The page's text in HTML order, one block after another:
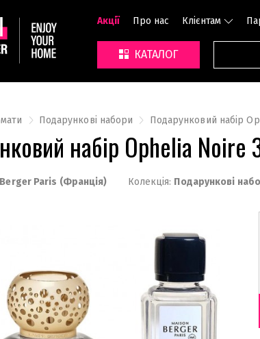
Акції Про нас Клієнтам
КАТАЛОГ
Подарункові набори Подарунковий набір
набір Ophelia
Paris (Франція) Колекція: Подарункові